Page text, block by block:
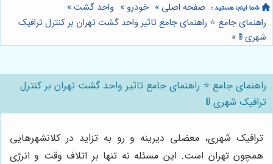
صفحه اصلی » خودرو » واحد گشت»
راهنمای جامع ⭐️ راهنمای جامع تاثیر واحد گشت تهران بر کنترل ترافیک
شهری 🚦 »
راهنمای جامع ⭐️ راهنمای جامع تاثیر واحد گشت تهران بر کنترل
ترافیک شهری 🚦
ترافیک شهری، معضلی دیرینه و رو به تزاید در کلانشهرهایی
همچون تهران است. این مسئله نه تنها بر اتلاف وقت و انرژی